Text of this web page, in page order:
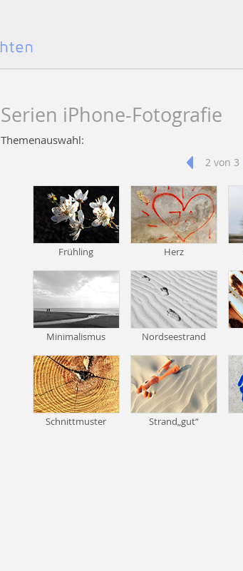
Serien iPhone-Fotografie
Themenauswahl:
2 von 3
Frühling Herz
Minimalismus Nordseestrand
Schnittmuster Strand„gut“